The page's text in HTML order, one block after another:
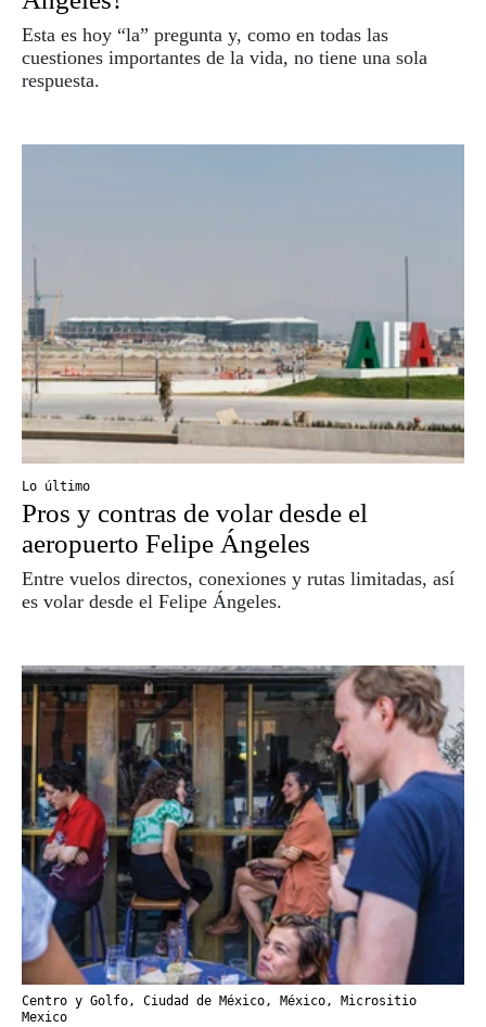
Esta es hoy “la” pregunta y, como en todas las
cuestiones importantes de la vida, no tiene una sola
respuesta.
Lo último
Pros y contras de volar desde el
aeropuerto Felipe Ángeles
Entre vuelos directos, conexiones y rutas limitadas, así
es volar desde el Felipe Ángeles.
Centro y Golfo, Ciudad de México, México, Micrositio
Mexico